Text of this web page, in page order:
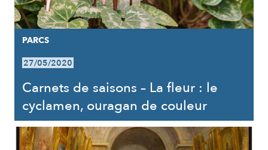
PARCS
27/05/2020
Carnets de saisons – La fleur : le
cyclamen, ouragan de couleur